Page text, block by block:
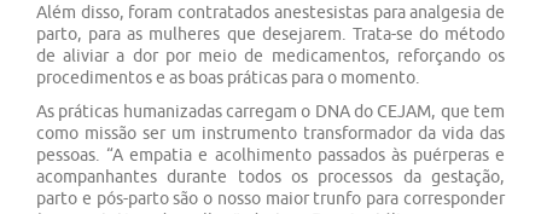
Além disso, foram contratados anestesistas para analgesia de
parto, para as mulheres que desejarem. Trata-se do método
de aliviar a dor por meio de medicamentos, reforçando os
procedimentos e as boas práticas para o momento.
As práticas humanizadas carregam o DNA do CEJAM, que tem
como missão ser um instrumento transformador da vida das
pessoas. “A empatia e acolhimento passados às puérperas e
acompanhantes durante todos os processos da gestação,
parto e pós-parto são o nosso maior trunfo para corresponder